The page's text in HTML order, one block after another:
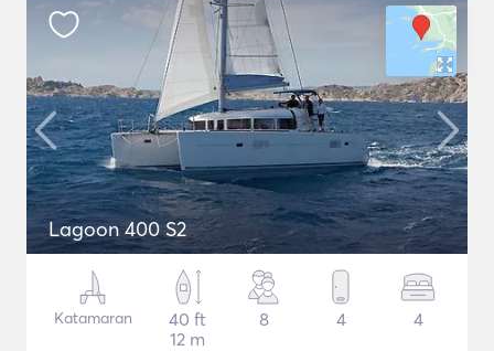
Lagoon 400 S2
Katamaran
40 ft
12 m
8 4 4